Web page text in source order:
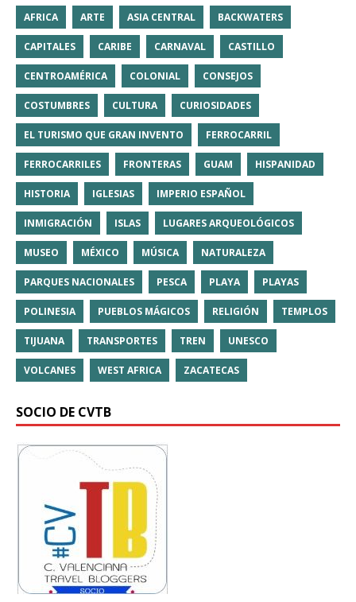
AFRICA ARTE ASIA CENTRAL BACKWATERS
CAPITALES CARIBE CARNAVAL CASTILLO
CENTROAMÉRICA COLONIAL CONSEJOS
COSTUMBRES CULTURA CURIOSIDADES
EL TURISMO QUE GRAN INVENTO FERROCARRIL
FERROCARRILES FRONTERAS GUAM HISPANIDAD
HISTORIA IGLESIAS IMPERIO ESPAÑOL
INMIGRACIÓN ISLAS LUGARES ARQUEOLÓGICOS
MUSEO MÉXICO MÚSICA NATURALEZA
PARQUES NACIONALES PESCA PLAYA PLAYAS
POLINESIA PUEBLOS MÁGICOS RELIGIÓN TEMPLOS
TIJUANA TRANSPORTES TREN UNESCO
VOLCANES WEST AFRICA ZACATECAS
SOCIO DE CVTB